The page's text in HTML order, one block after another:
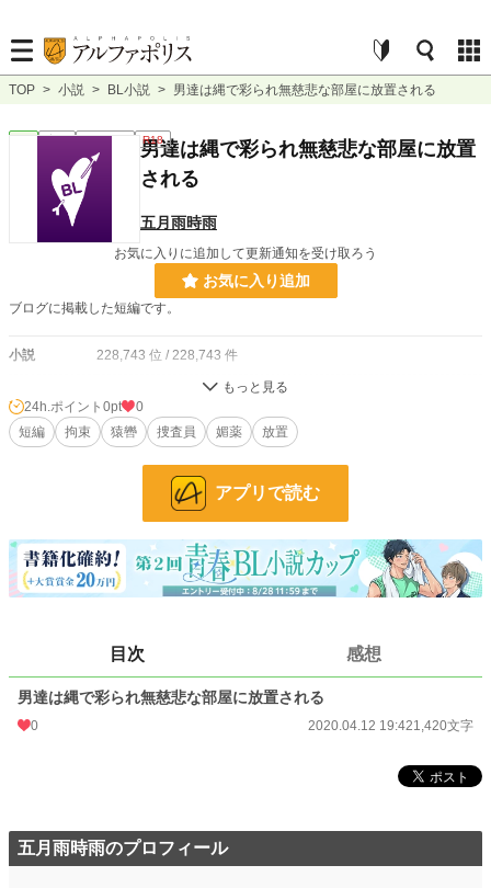
TOP > 小説 > BL小説 > 男達は縄で彩られ無慈悲な部屋に放置される
完結 ｼｮｰﾄｼｮｰﾄ R18
男達は縄で彩られ無慈悲な部屋に放置
される
五月雨時雨
お気に入りに追加して更新通知を受け取ろう
お気に入り追加
ブログに掲載した短編です。
小説 228,743 位 / 228,743 件
31,413 位 / 31,413 件
お気に入り 4
更新日時 2020.04.12 19:42
初回公開日時 2020.04.12 19:42
0 pt (228,743 位)
月間ポイント 70 pt (73,336 位)
24h.ポイント 0pt
0
短編
拘束 猿轡 捜査員 媚薬 放置
アプリで読む
目次 感想
男達は縄で彩られ無慈悲な部屋に放置される
0 2020.04.12 19:421,420文字
五月雨時雨のプロフィール